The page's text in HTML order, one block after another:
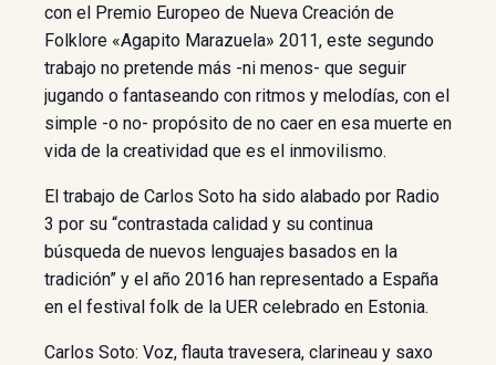
con el Premio Europeo de Nueva Creación de
Folklore «Agapito Marazuela» 2011, este segundo
trabajo no pretende más -ni menos- que seguir
jugando o fantaseando con ritmos y melodías, con el
simple -o no- propósito de no caer en esa muerte en
vida de la creatividad que es el inmovilismo.
El trabajo de Carlos Soto ha sido alabado por Radio
3 por su “contrastada calidad y su continua
búsqueda de nuevos lenguajes basados en la
tradición” y el año 2016 han representado a España
en el festival folk de la UER celebrado en Estonia.
Carlos Soto: Voz, flauta travesera, clarineau y saxo